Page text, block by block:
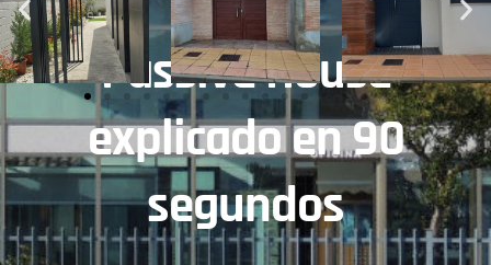
Passive House
explicado en 90
segundos